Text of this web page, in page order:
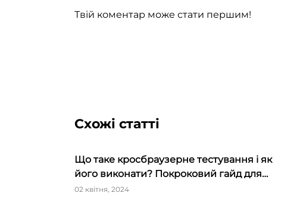
Твій коментар може стати першим!
Схожі статті
Що таке кросбраузерне тестування і як
його виконати? Покроковий гайд для
QA-початківців
02 квітня, 2024